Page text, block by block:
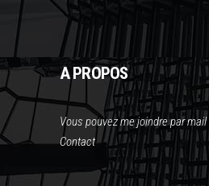
A PROPOS
Vous pouvez me joindre par
Contact